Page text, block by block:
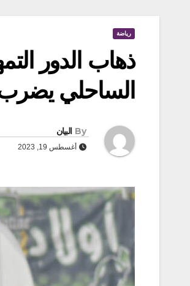
رياضة
ذهاب الدور
الساحلي يضرب
By البيان
أغسطس 19, 2023